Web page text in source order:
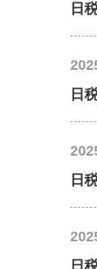
日
日
日
日